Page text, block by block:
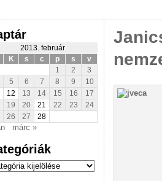
2013. február
K s c p s
v
1
2
3
5 6 7 8 9
10
12 13 14 15 16
17
19 20 21 22 23
24
26 27 28
márc »